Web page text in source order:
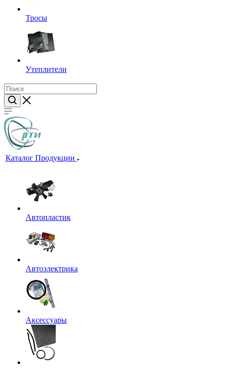
Тросы
Утеплители
Каталог Продукции
Автопластик
Автоэлектрика
Аксессуары